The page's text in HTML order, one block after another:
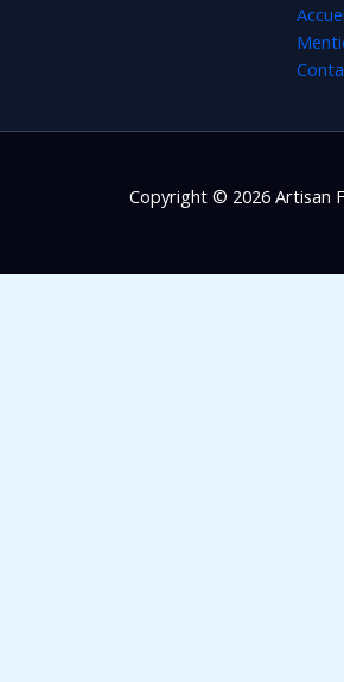
Copyright © 2026 Artisan